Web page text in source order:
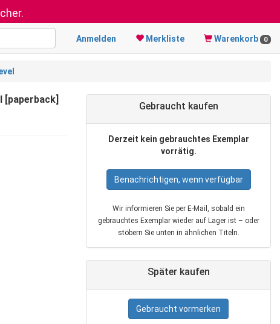
Anmelden Merkliste Warenkorb 0
[paperback]
Gebraucht kaufen
Derzeit kein gebrauchtes Exemplar
vorrätig.
Benachrichtigen, wenn verfügbar
Wir informieren Sie per E‑Mail, sobald ein
gebrauchtes Exemplar wieder auf Lager ist – oder
stöbern Sie unten in ähnlichen Titeln.
Später kaufen
Gebraucht vormerken